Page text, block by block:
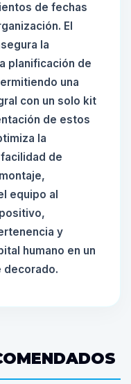
de fechas
El
la
planificación de
una
con un solo kit
de estos
la
de
equipo al
y
humano en un
decorado.